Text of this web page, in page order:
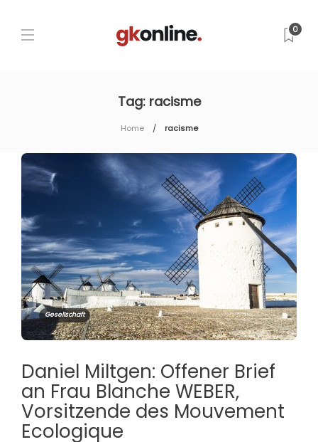
0
Tag: racisme
Home racisme
Gesellschaft
Daniel Miltgen: Offener Brief
an Frau Blanche WEBER,
Vorsitzende des Mouvement
Ecologique